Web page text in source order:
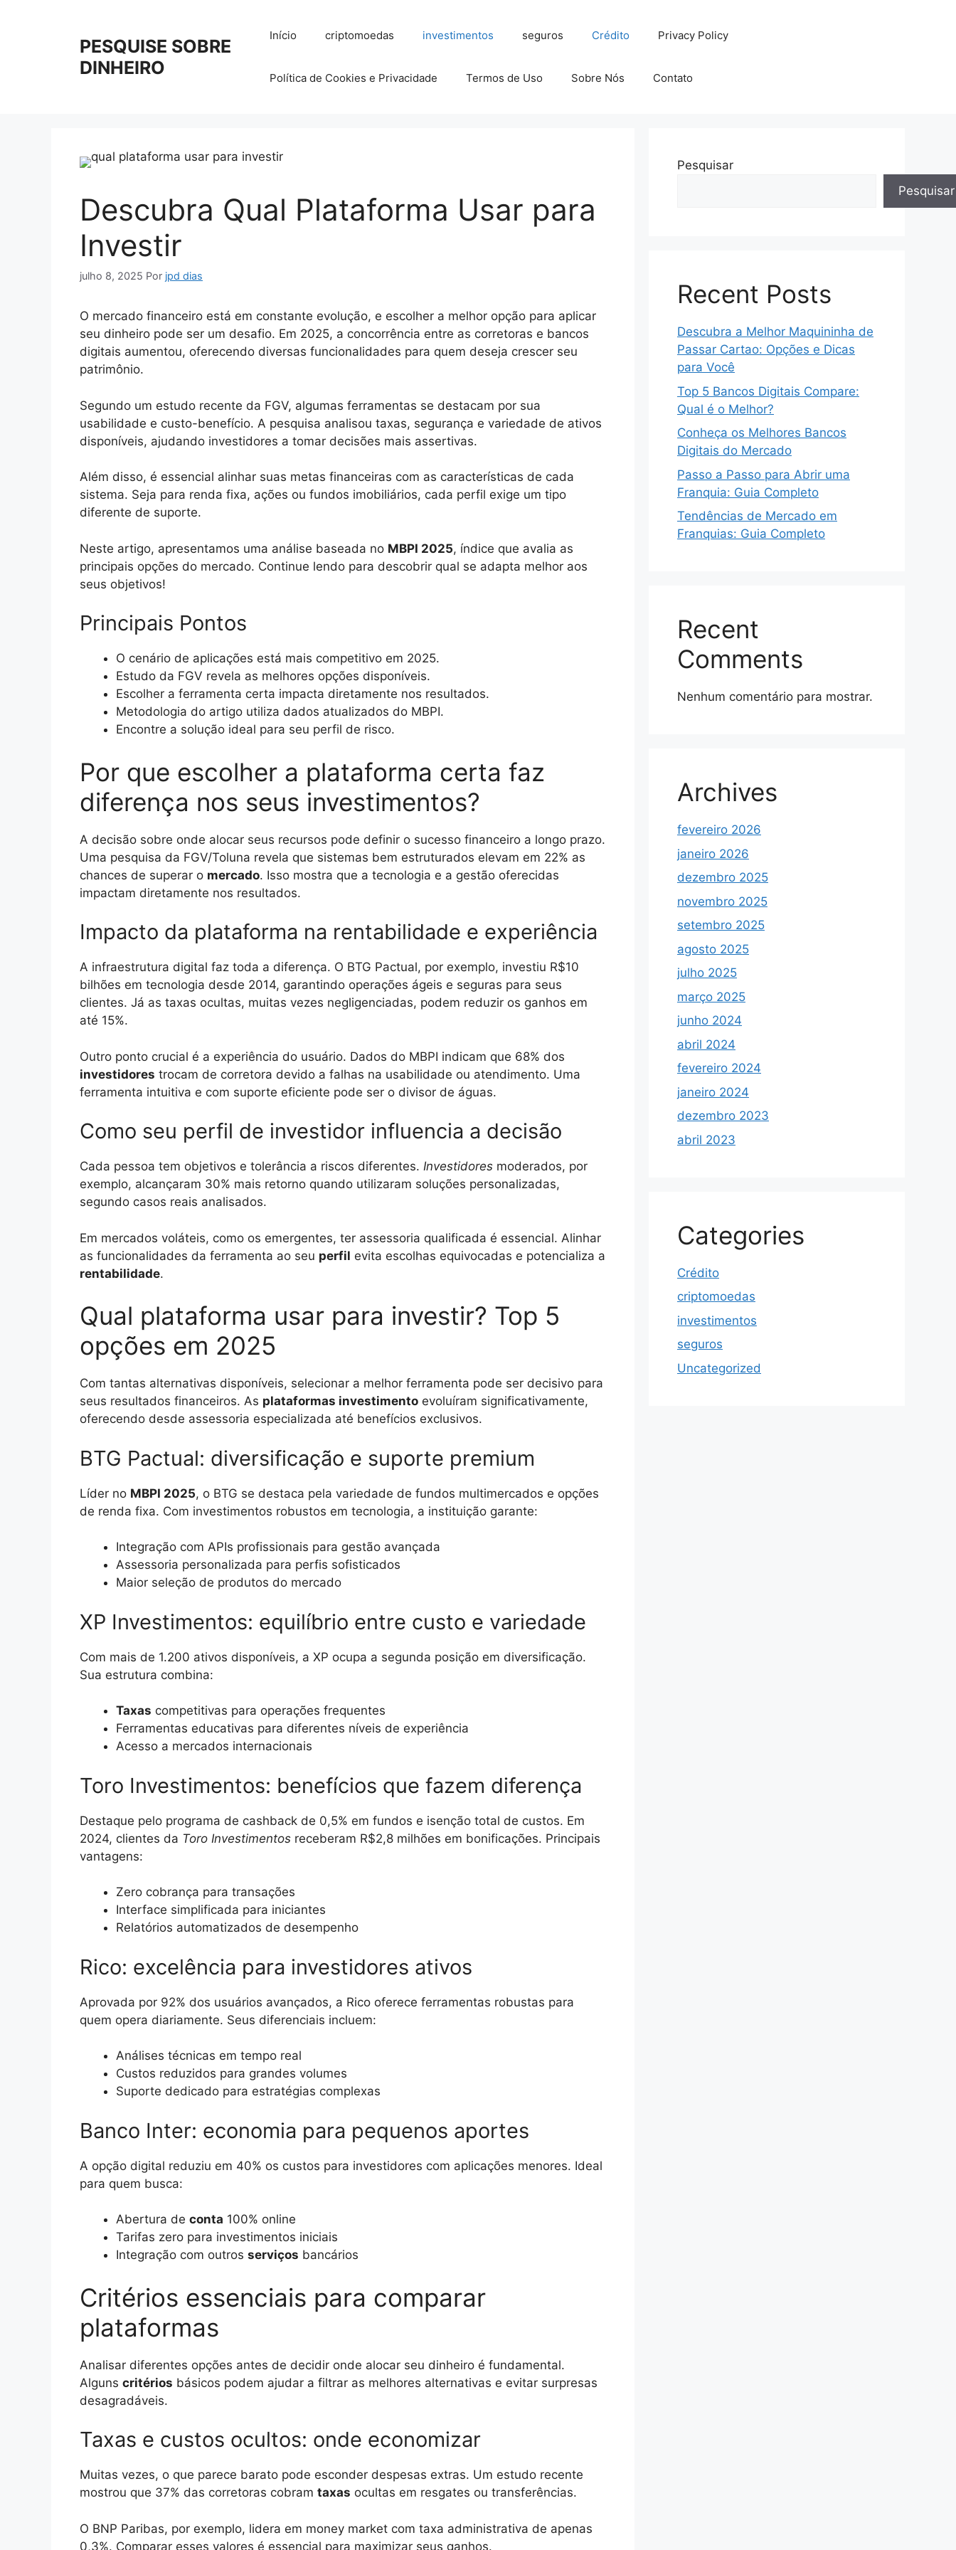
PESQUISE SOBRE
DINHEIRO
Início criptomoedas investimentos seguros Crédito Privacy Policy
Política de Cookies e Privacidade Termos de Uso Sobre Nós Contato
Descubra Qual Plataforma Usar para
Investir
julho 8, 2025 Por jpd dias
O mercado financeiro está em constante evolução, e escolher a melhor opção para aplicar
seu dinheiro pode ser um desafio. Em 2025, a concorrência entre as corretoras e bancos
digitais aumentou, oferecendo diversas funcionalidades para quem deseja crescer seu
patrimônio.
Segundo um estudo recente da FGV, algumas ferramentas se destacam por sua
usabilidade e custo-benefício. A pesquisa analisou taxas, segurança e variedade de ativos
disponíveis, ajudando investidores a tomar decisões mais assertivas.
Além disso, é essencial alinhar suas metas financeiras com as características de cada
sistema. Seja para renda fixa, ações ou fundos imobiliários, cada perfil exige um tipo
diferente de suporte.
Neste artigo, apresentamos uma análise baseada no MBPI 2025, índice que avalia as
principais opções do mercado. Continue lendo para descobrir qual se adapta melhor aos
seus objetivos!
Principais Pontos
O cenário de aplicações está mais competitivo em 2025.
Estudo da FGV revela as melhores opções disponíveis.
Escolher a ferramenta certa impacta diretamente nos resultados.
Metodologia do artigo utiliza dados atualizados do MBPI.
Encontre a solução ideal para seu perfil de risco.
Por que escolher a plataforma certa faz
diferença nos seus investimentos?
A decisão sobre onde alocar seus recursos pode definir o sucesso financeiro a longo prazo.
Uma pesquisa da FGV/Toluna revela que sistemas bem estruturados elevam em 22% as
chances de superar o mercado. Isso mostra que a tecnologia e a gestão oferecidas
impactam diretamente nos resultados.
Impacto da plataforma na rentabilidade e experiência
A infraestrutura digital faz toda a diferença. O BTG Pactual, por exemplo, investiu R$10
bilhões em tecnologia desde 2014, garantindo operações ágeis e seguras para seus
clientes. Já as taxas ocultas, muitas vezes negligenciadas, podem reduzir os ganhos em
até 15%.
Outro ponto crucial é a experiência do usuário. Dados do MBPI indicam que 68% dos
investidores trocam de corretora devido a falhas na usabilidade ou atendimento. Uma
ferramenta intuitiva e com suporte eficiente pode ser o divisor de águas.
Como seu perfil de investidor influencia a decisão
Cada pessoa tem objetivos e tolerância a riscos diferentes. Investidores moderados, por
exemplo, alcançaram 30% mais retorno quando utilizaram soluções personalizadas,
segundo casos reais analisados.
Em mercados voláteis, como os emergentes, ter assessoria qualificada é essencial. Alinhar
as funcionalidades da ferramenta ao seu perfil evita escolhas equivocadas e potencializa a
rentabilidade.
Qual plataforma usar para investir? Top 5
opções em 2025
Com tantas alternativas disponíveis, selecionar a melhor ferramenta pode ser decisivo para
seus resultados financeiros. As plataformas investimento evoluíram significativamente,
oferecendo desde assessoria especializada até benefícios exclusivos.
BTG Pactual: diversificação e suporte premium
Líder no MBPI 2025, o BTG se destaca pela variedade de fundos multimercados e opções
de renda fixa. Com investimentos robustos em tecnologia, a instituição garante:
Integração com APIs profissionais para gestão avançada
Assessoria personalizada para perfis sofisticados
Maior seleção de produtos do mercado
XP Investimentos: equilíbrio entre custo e variedade
Com mais de 1.200 ativos disponíveis, a XP ocupa a segunda posição em diversificação.
Sua estrutura combina:
Taxas competitivas para operações frequentes
Ferramentas educativas para diferentes níveis de experiência
Acesso a mercados internacionais
Toro Investimentos: benefícios que fazem diferença
Destaque pelo programa de cashback de 0,5% em fundos e isenção total de custos. Em
2024, clientes da Toro Investimentos receberam R$2,8 milhões em bonificações. Principais
vantagens:
Zero cobrança para transações
Interface simplificada para iniciantes
Relatórios automatizados de desempenho
Rico: excelência para investidores ativos
Aprovada por 92% dos usuários avançados, a Rico oferece ferramentas robustas para
quem opera diariamente. Seus diferenciais incluem:
Análises técnicas em tempo real
Custos reduzidos para grandes volumes
Suporte dedicado para estratégias complexas
Banco Inter: economia para pequenos aportes
A opção digital reduziu em 40% os custos para investidores com aplicações menores. Ideal
para quem busca:
Abertura de conta 100% online
Tarifas zero para investimentos iniciais
Integração com outros serviços bancários
Critérios essenciais para comparar
plataformas
Analisar diferentes opções antes de decidir onde alocar seu dinheiro é fundamental.
Alguns critérios básicos podem ajudar a filtrar as melhores alternativas e evitar surpresas
desagradáveis.
Taxas e custos ocultos: onde economizar
Muitas vezes, o que parece barato pode esconder despesas extras. Um estudo recente
mostrou que 37% das corretoras cobram taxas ocultas em resgates ou transferências.
O BNP Paribas, por exemplo, lidera em money market com taxa administrativa de apenas
0,3%. Comparar esses valores é essencial para maximizar seus ganhos.
Pesquisar
Pesquisar
Recent Posts
Descubra a Melhor Maquininha de
Passar Cartao: Opções e Dicas
para Você
Top 5 Bancos Digitais Compare:
Qual é o Melhor?
Conheça os Melhores Bancos
Digitais do Mercado
Passo a Passo para Abrir uma
Franquia: Guia Completo
Tendências de Mercado em
Franquias: Guia Completo
Recent
Comments
Nenhum comentário para mostrar.
Archives
fevereiro 2026
janeiro 2026
dezembro 2025
novembro 2025
setembro 2025
agosto 2025
julho 2025
março 2025
junho 2024
abril 2024
fevereiro 2024
janeiro 2024
dezembro 2023
abril 2023
Categories
Crédito
criptomoedas
investimentos
seguros
Uncategorized